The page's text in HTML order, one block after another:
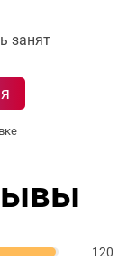
занят
120